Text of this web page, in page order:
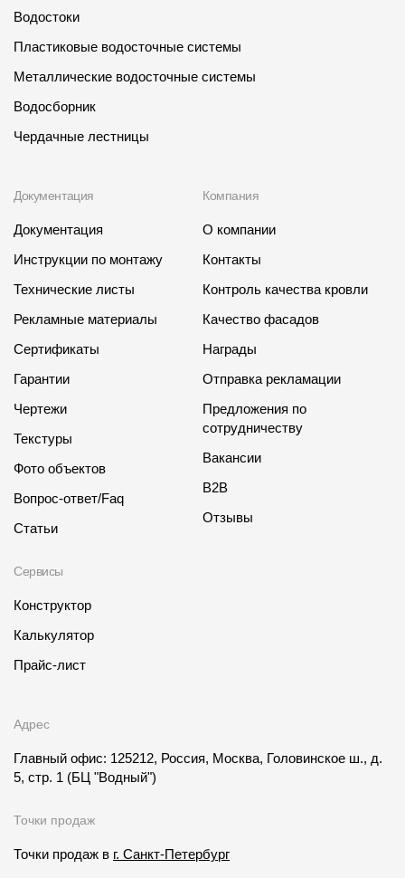
Водостоки
Пластиковые водосточные системы
Металлические водосточные системы
Водосборник
Чердачные лестницы
Документация
Документация
Инструкции по монтажу
Технические листы
Рекламные материалы
Сертификаты
Гарантии
Чертежи
Текстуры
Фото объектов
Вопрос-ответ/Faq
Статьи
Сервисы
Конструктор
Калькулятор
Прайс-лист
Компания
О компании
Контакты
Контроль качества кровли
Качество фасадов
Награды
Отправка рекламации
Предложения по
сотрудничеству
Вакансии
B2B
Отзывы
Адрес
Главный офис: 125212, Россия, Москва, Головинское ш., д.
5, стр. 1 (БЦ "Водный")
Точки продаж
Точки продаж в г. Санкт-Петербург